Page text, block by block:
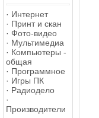
· Интернет
· Принт и скан
· Фото-видео
· Мультимедиа
· Компьютеры -
общая
· Программное
· Игры ПК
· Радиодело
·
Производители